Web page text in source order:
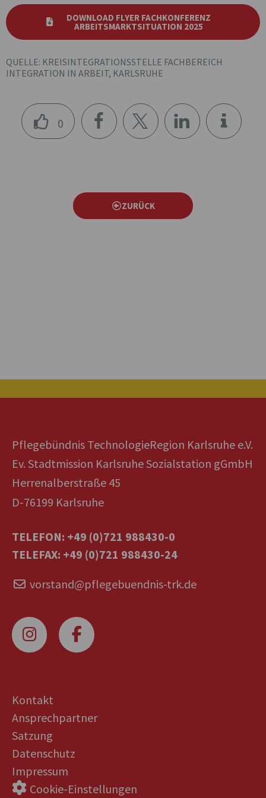
DOWNLOAD FLYER FACHKONFERENZ
ARBEITSMARKTSITUATION 2025
QUELLE: KREISINTEGRATIONSSTELLE FACHBEREICH
INTEGRATION IN ARBEIT, KARLSRUHE
0
ZURÜCK
Pflegebündnis TechnologieRegion Karlsruhe e.V.
Ev. Stadtmission Karlsruhe Sozialstation gGmbH
Herrenalberstraße 45
D-76199 Karlsruhe
TELEFON: +49 (0)721 988430-0
TELEFAX: +49 (0)721 988430-24
vorstand@pflegebuendnis-trk.de
Kontakt
Ansprechpartner
Satzung
Datenschutz
Impressum
Cookie-Einstellungen